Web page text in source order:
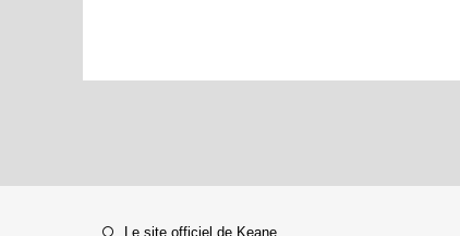
Le site officiel de Keane